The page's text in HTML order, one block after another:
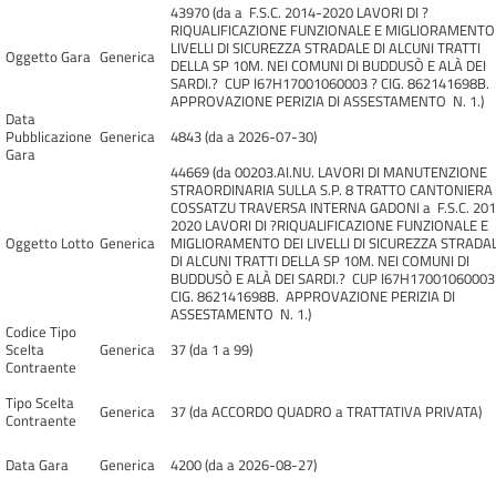
Oggetto Gara Generica
43970 (da a F.S.C. 2014-2020 LAVORI DI ?
RIQUALIFICAZIONE FUNZIONALE E
LIVELLI DI SICUREZZA STRADALE DI ALCUNI TRATTI
DELLA SP 10M. NEI COMUNI DI BUDDUSÒ E ALÀ DEI
SARDI.? CUP I67H17001060003 ? CIG. 862141698B.
APPROVAZIONE PERIZIA DI ASSESTAMENTO N. 1.)
Data
Pubblicazione
Gara
Generica 4843 (da a 2026-07-30)
Oggetto Lotto Generica
44669 (da 00203.AI.NU. LAVORI DI MANUTENZIONE
STRAORDINARIA SULLA S.P. 8 TRATTO CANTONIERA
COSSATZU TRAVERSA INTERNA GADONI a F.S.C.
2020 LAVORI DI ?RIQUALIFICAZIONE FUNZIONALE E
MIGLIORAMENTO DEI LIVELLI DI SICUREZZA
DI ALCUNI TRATTI DELLA SP 10M. NEI COMUNI DI
BUDDUSÒ E ALÀ DEI SARDI.? CUP
CIG. 862141698B. APPROVAZIONE PERIZIA DI
ASSESTAMENTO N. 1.)
Codice Tipo
Scelta
Contraente
Generica 37 (da 1 a 99)
Tipo Scelta
Contraente
Generica 37 (da ACCORDO QUADRO a TRATTATIVA PRIVATA)
Data Gara Generica
4200 (da a 2026-08-27)